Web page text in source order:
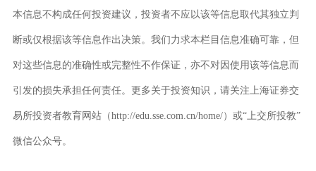
本信息不构成任何投资建议，投资者不应以该等信息取代其独立判
断或仅根据该等信息作出决策。我们力求本栏目信息准确可靠，但
对这些信息的准确性或完整性不作保证，亦不对因使用该等信息而
引发的损失承担任何责任。更多关于投资知识，请关注上海证券交
易所投资者教育网站（http://edu.sse.com.cn/home/）或“上交所投教”
微信公众号。